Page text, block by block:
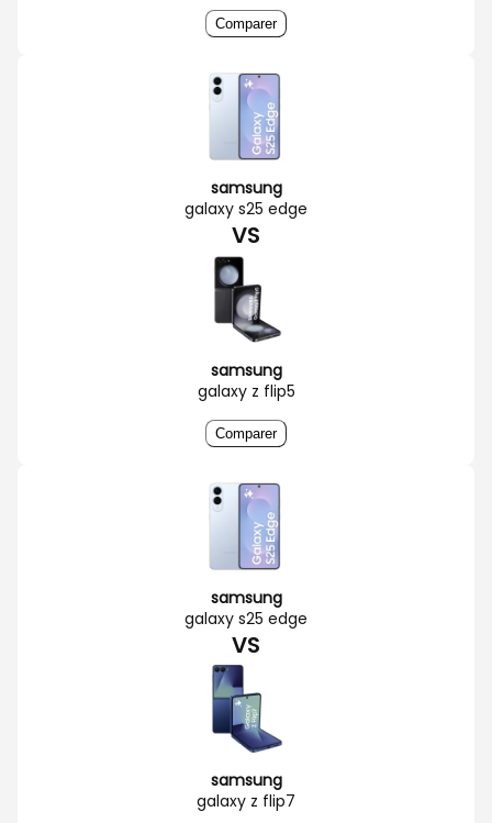
Comparer
samsung
galaxy s25 edge
VS
samsung
galaxy z flip5
Comparer
samsung
galaxy s25 edge
VS
samsung
galaxy z flip7